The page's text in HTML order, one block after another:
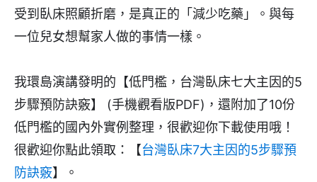
受到臥床照顧折磨，是真正的「減少吃藥」。與每
一位兒女想幫家人做的事情一樣。
我環島演講發明的【低門檻，台灣臥床七大主因的5
步驟預防訣竅】 (手機觀看版PDF)，還附加了10份
低門檻的國內外實例整理，很歡迎你下載使用哦！
很歡迎你點此領取：【台灣臥床7大主因的5步驟預
防訣竅】。